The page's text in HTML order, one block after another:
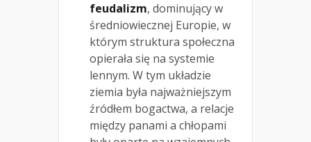
feudalizm, dominujący w
średniowiecznej Europie, w
którym struktura społeczna
opierała się na systemie
lennym. W tym układzie
ziemia była najważniejszym
źródłem bogactwa, a relacje
między panami a chłopami